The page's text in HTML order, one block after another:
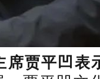
席贾平凹表